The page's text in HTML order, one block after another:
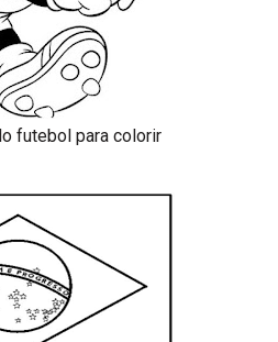
futebol para colorir